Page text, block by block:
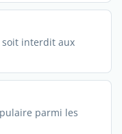
soit interdit aux
parmi les